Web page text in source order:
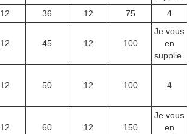
12 36 12 75 4
12 45 12 100
Je vous
en
supplie.
12 50 12 100 4
12 60 12 150
Je vous
en